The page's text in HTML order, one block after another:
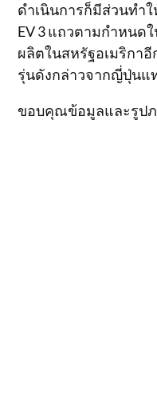
ดำเนินการก็มีส่วนทำใ
EV 3 แถวตามกำหนด
ผลิตในสหรัฐอเมริกาอี
รุ่นดังกล่าวจากญี่ปุ่นแ
ขอบคุณข้อมูลและรูป